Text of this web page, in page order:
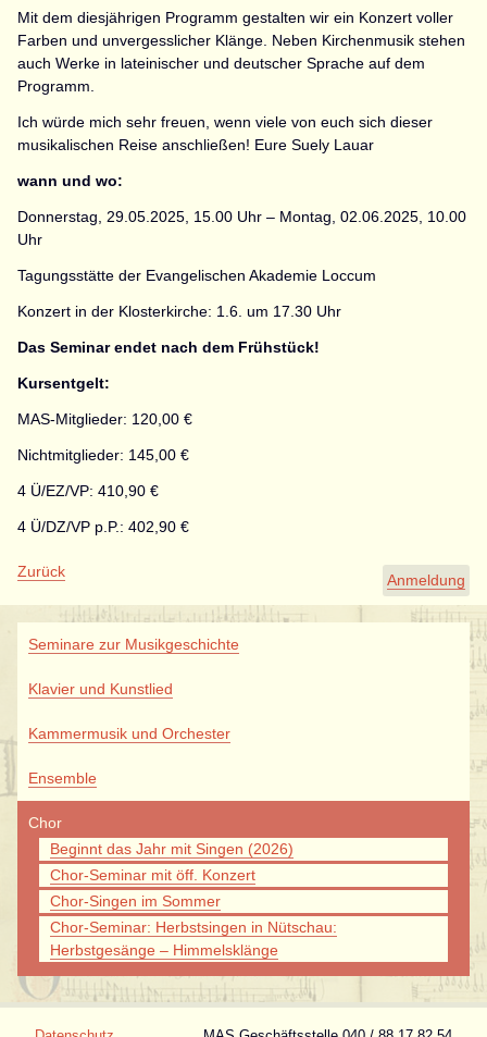
Anmeldung
Mit dem diesjährigen Programm gestalten wir ein Konzert voller
Farben und unvergesslicher Klänge. Neben Kirchenmusik stehen
auch Werke in lateinischer und deutscher Sprache auf dem
Programm.
Ich würde mich sehr freuen, wenn viele von euch sich dieser
musikalischen Reise anschließen! Eure Suely Lauar
wann und wo:
Donnerstag, 29.05.2025, 15.00 Uhr – Montag, 02.06.2025, 10.00
Uhr
Tagungsstätte der Evangelischen Akademie Loccum
Konzert in der Klosterkirche: 1.6. um 17.30 Uhr
Das Seminar endet nach dem Frühstück!
Kursentgelt:
MAS-Mitglieder: 120,00 €
Nichtmitglieder: 145,00 €
4 Ü/EZ/VP: 410,90 €
4 Ü/DZ/VP p.P.: 402,90 €
Zurück
überspringen
Seminare zur Musikgeschichte
Klavier und Kunstlied
Kammermusik und Orchester
Ensemble
Chor
Beginnt das Jahr mit Singen (2026)
Chor-Seminar mit öff. Konzert
Chor-Singen im Sommer
Chor-Seminar: Herbstsingen in Nütschau:
Herbstgesänge – Himmelsklänge